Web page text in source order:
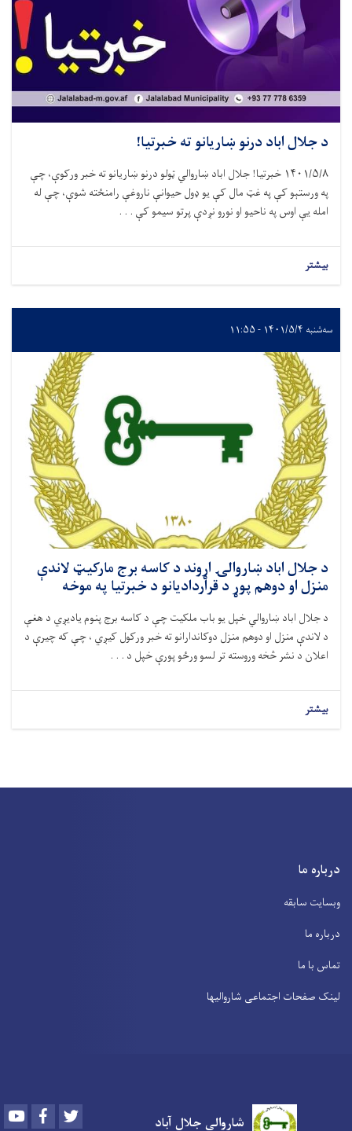
د جلال اباد درنو ښاریانو ته خبرتیا!
۱۴۰۱/۵/۸ خبرتیا! جلال اباد ښاروالي ټولو درنو ښاریانو ته خبر ورکوې، چې
په ورستېو کې په غټ مال کې یو ډول حیوانې ناروغې رامنځته شوې، چې له
امله یې اوس په ناحیو او نورو نږدې پرتو سیمو کې . . .
بیشتر
سه‌شنبه ۱۴۰۱/۵/۴ - ۱۱:۵۵
د جلال اباد ښاروالۍ اړوند د کاسه برج مارکیټ لاندې
منزل او دوهم پوړ د قراردادیانو د خبرتیا په موخه
د جلال اباد ښاروالي خپل یو باب ملکیت چې د کاسه برج پنوم يادیږي د هغې
د لاندې منزل او دوهم منزل دوکاندارانو ته خبر ورکول کیږي ، چې که چیرې د
اعلان د نشر څخه وروسته تر لسو ورځو پورې خپل د . . .
بیشتر
درباره ما
وبسایت سابقه
درباره ما
تماس با ما
لینک صفحات اجتماعی شاروالیها
شاروالی جلال آباد Youtube Facebook